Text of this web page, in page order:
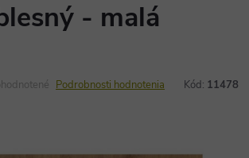
- malá
Podrobnosti hodnotenia Kód: 11478